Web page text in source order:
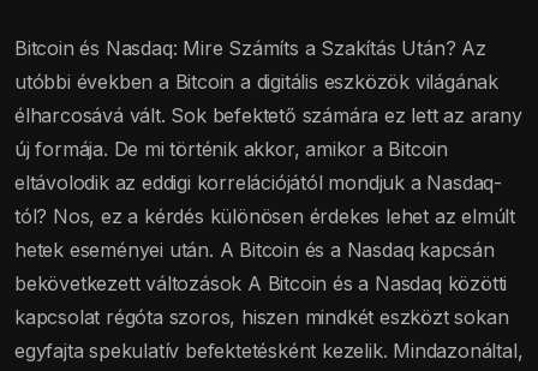
Bitcoin és Nasdaq: Mire Számíts a Szakítás Után? Az
utóbbi években a Bitcoin a digitális eszközök világának
élharcosává vált. Sok befektető számára ez lett az arany
új formája. De mi történik akkor, amikor a Bitcoin
eltávolodik az eddigi korrelációjától mondjuk a Nasdaq-
tól? Nos, ez a kérdés különösen érdekes lehet az elmúlt
hetek eseményei után. A Bitcoin és a Nasdaq kapcsán
bekövetkezett változások A Bitcoin és a Nasdaq közötti
kapcsolat régóta szoros, hiszen mindkét eszközt sokan
egyfajta spekulatív befektetésként kezelik. Mindazonáltal,